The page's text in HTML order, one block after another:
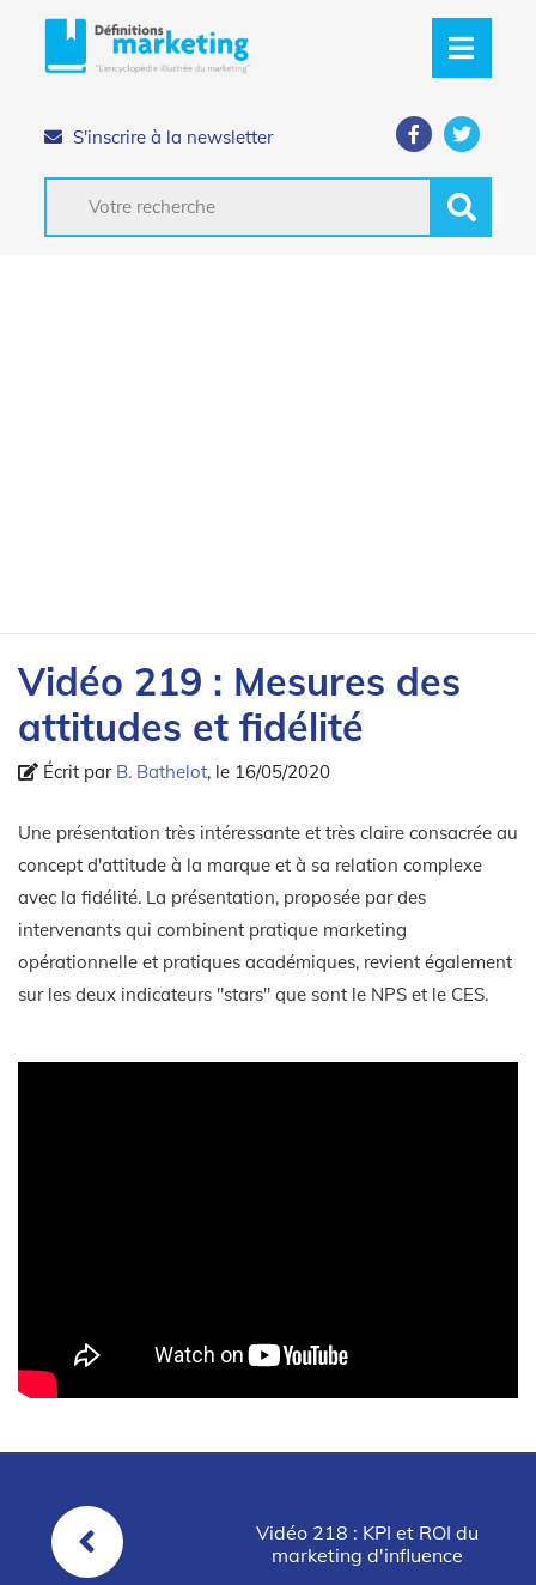
S'inscrire à la newsletter
Vidéo 219 : Mesures des
attitudes et fidélité
Écrit par B. Bathelot, le 16/05/2020
Une présentation très intéressante et très claire consacrée au
concept d'attitude à la marque et à sa relation complexe
avec la fidélité. La présentation, proposée par des
intervenants qui combinent pratique marketing
opérationnelle et pratiques académiques, revient également
sur les deux indicateurs "stars" que sont le NPS et le CES.
Vidéo 218 : KPI et ROI du
marketing d'influence